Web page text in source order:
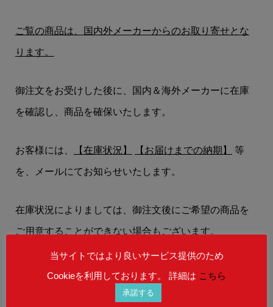
ご覧の商品は、国内外メーカーからのお取り寄せとな
ります。
御注文をお受けした後に、国内＆海外メーカーに在庫
を確認し、商品を確保いたします。
お客様には、 【在庫状況】 【お届けまでの納期】 等
を、メールにてお知らせいたします。
在庫状況によりましては、御注文後にご希望の商品を
ご用意することができない場合もございます。
予めご理解を賜りますよう、何卒宜しくお願い申し上
げます。
当サイトではより良いサービス提供のため
Cookieを利用しております。 詳細は こちら
承諾する